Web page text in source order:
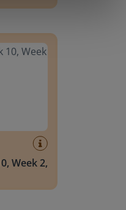
Week 2,